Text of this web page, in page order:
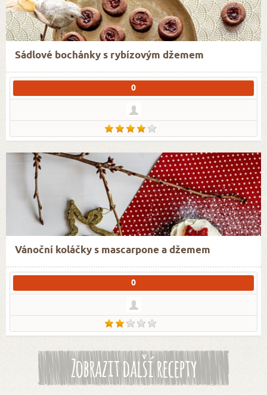
Sádlové bochánky s rybízovým džemem
0
Vánoční koláčky s mascarpone a džemem
0
Zobrazit další recepty